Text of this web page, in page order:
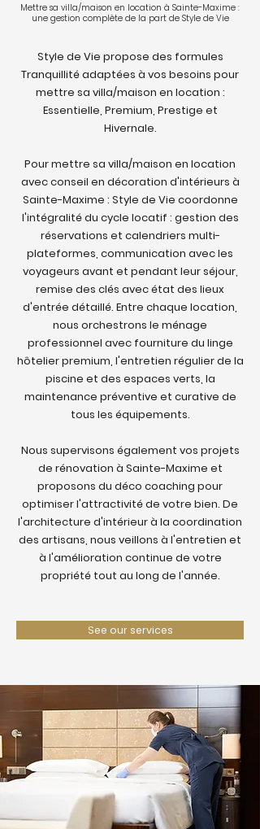
Mettre sa villa/maison en location à Sainte-Maxime :
une gestion complète de la part de Style de Vie
Style de Vie propose des formules
Tranquillité adaptées à vos besoins pour
mettre sa villa/maison en location :
Essentielle, Premium, Prestige et
Hivernale.
Pour mettre sa villa/maison en location
avec conseil en décoration d'intérieurs à
Sainte-Maxime : Style de Vie coordonne
l'intégralité du cycle locatif : gestion des
réservations et calendriers multi-
plateformes, communication avec les
voyageurs avant et pendant leur séjour,
remise des clés avec état des lieux
d'entrée détaillé. Entre chaque location,
nous orchestrons le ménage
professionnel avec fourniture du linge
hôtelier premium, l'entretien régulier de la
piscine et des espaces verts, la
maintenance préventive et curative de
tous les équipements.
Nous supervisons également vos projets
de rénovation à Sainte-Maxime et
proposons du déco coaching pour
optimiser l'attractivité de votre bien. De
l'architecture d'intérieur à la coordination
des artisans, nous veillons à l'entretien et
à l'amélioration continue de votre
propriété tout au long de l'année.
See our services